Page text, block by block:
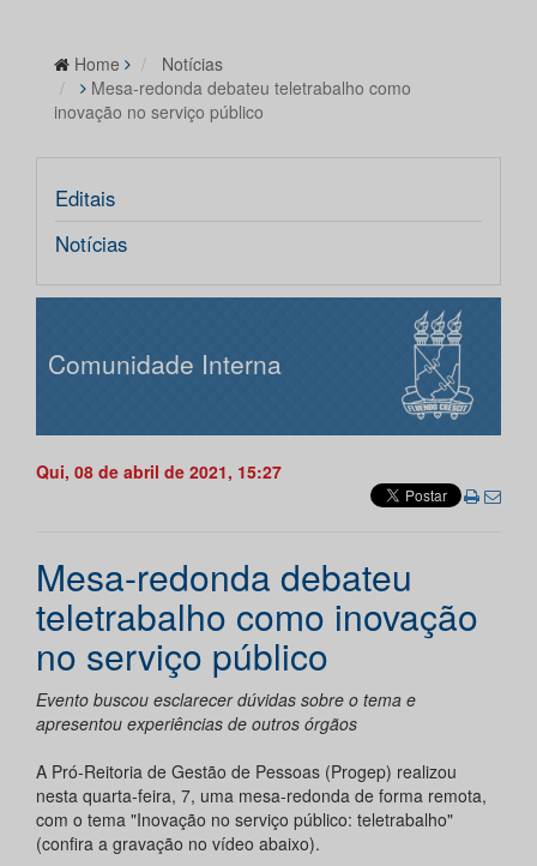
Home
Notícias
Mesa-redonda debateu teletrabalho como
inovação no serviço público
Editais
Notícias
Comunidade Interna
Qui, 08 de abril de 2021, 15:27
Mesa-redonda debateu
teletrabalho como inovação
no serviço público
Evento buscou esclarecer dúvidas sobre o tema e
apresentou experiências de outros órgãos
A Pró-Reitoria de Gestão de Pessoas (Progep) realizou
nesta quarta-feira, 7, uma mesa-redonda de forma remota,
com o tema "Inovação no serviço público: teletrabalho"
(confira a gravação no vídeo abaixo).